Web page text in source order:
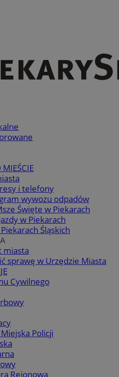
MIEŚCIE
i telefony
wywozu odpadów
Święte w Piekarach
w Piekarach
Śląskich
miasta
sprawę w Urzędzie Miasta
Cywilnego
Policji
Rejonowa